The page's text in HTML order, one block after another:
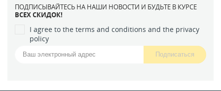
ПОДПИСЫВАЙТЕСЬ НА НАШИ НОВОСТИ И БУДЬТЕ В КУРСЕ
ВСЕХ СКИДОК!
I agree to the terms and conditions and the privacy
policy